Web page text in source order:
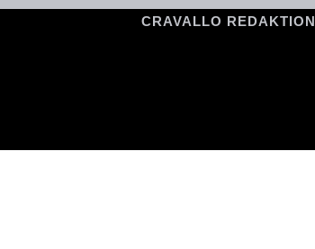
CRAVALLO REDAKTION